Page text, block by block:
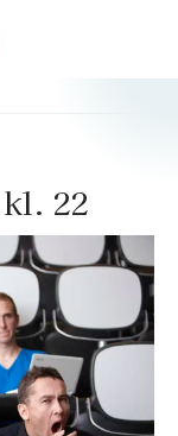
22